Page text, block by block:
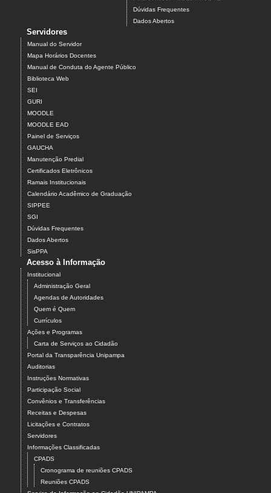
Dúvidas Frequentes
Dados Abertos
Servidores
Manual do Servidor
Mapa Horários Docentes
Manual de Conduta do Agente Público
Biblioteca Web
SEI
GURI
MOODLE
MOODLE EAD
Painel de Serviços
GAUCHA
Manutenção Predial
Certificados Eletrônicos
Ramais Institucionais
Calendário Acadêmico de Graduação
SIPPEE
SGI
Dúvidas Frequentes
Dados Abertos
SisPPA
Acesso à Informação
Institucional
Administração Geral
Agendas de Autoridades
Quem é Quem
Currículos
Ações e Programas
Carta de Serviços ao Cidadão
Portal da Transparência Unipampa
Auditorias
Instruções Normativas
Participação Social
Convênios e Transferências
Receitas e Despesas
Licitações e Contratos
Servidores
Informações Classificadas
CPADS
Cronograma de reuniões CPADS
Reuniões CPADS